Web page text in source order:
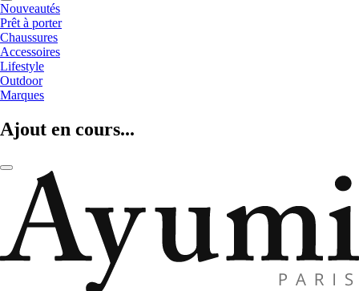
Nouveautés
Prêt à porter
Chaussures
Accessoires
Lifestyle
Outdoor
Marques
Ajout en cours...